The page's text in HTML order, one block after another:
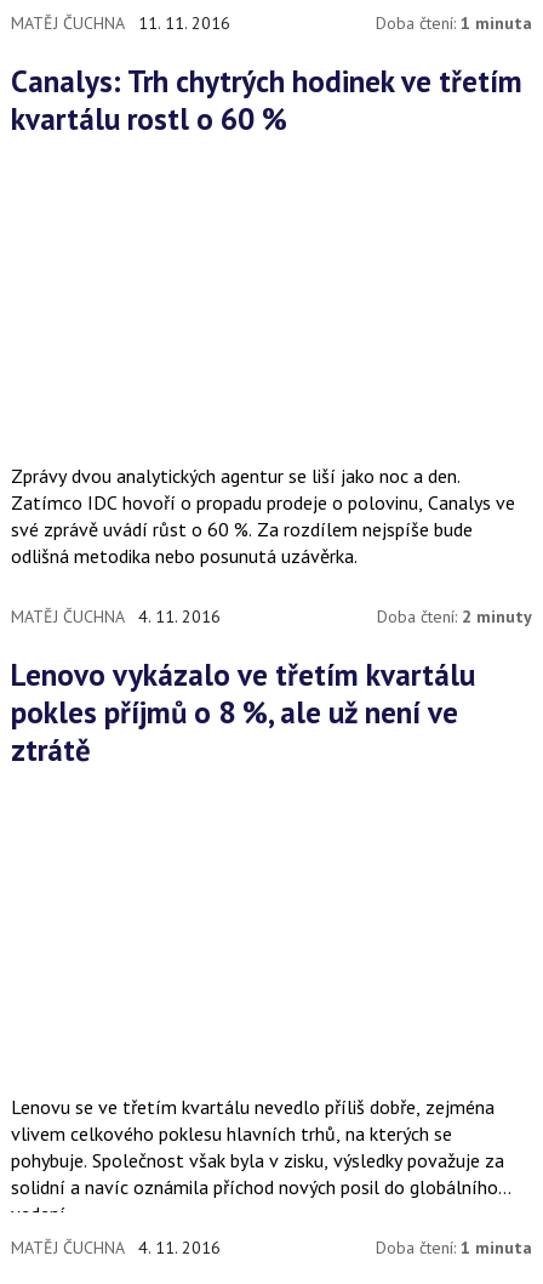
MATĚJ ČUCHNA 11. 11. 2016 Doba čtení:1 minuta
Canalys: Trh chytrých hodinek ve třetím
kvartálu rostl o 60 %
Zprávy dvou analytických agentur se liší jako noc a den.
Zatímco IDC hovoří o propadu prodeje o polovinu, Canalys ve
své zprávě uvádí růst o 60 %. Za rozdílem nejspíše bude
odlišná metodika nebo posunutá uzávěrka.
MATĚJ ČUCHNA 4. 11. 2016 Doba čtení: 2 minuty
Lenovo vykázalo ve třetím kvartálu
pokles příjmů o 8 %, ale už není ve
ztrátě
Lenovu se ve třetím kvartálu nevedlo příliš dobře, zejména
vlivem celkového poklesu hlavních trhů, na kterých se
pohybuje. Společnost však byla v zisku, výsledky považuje za
solidní a navíc oznámila příchod nových posil do globálního
vedení.
MATĚJ ČUCHNA 4. 11. 2016 Doba čtení:1 minuta